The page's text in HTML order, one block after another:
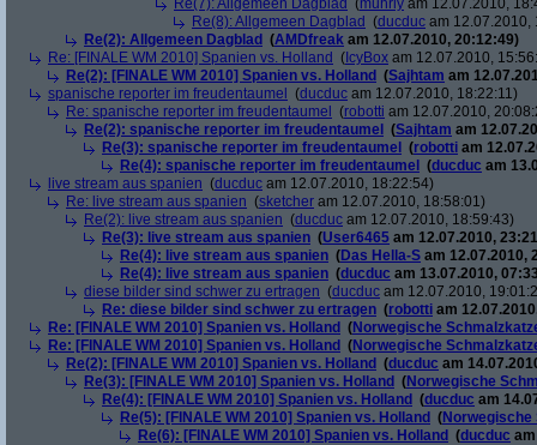
Re(7): Allgemeen Dagblad (muhrly am 12.07.2010,
Re(8): Allgemeen Dagblad (ducduc am 12.07.2010,
Re(2): Allgemeen Dagblad (AMDfreak am 12.07.2010, 20:12:49)
Re: [FINALE WM 2010] Spanien vs. Holland ( IcyBox am 12.07.2010,
Re(2): [FINALE WM 2010] Spanien vs. Holland (Sajhtam am
spanische reporter im freudentaumel
(ducduc am 12.07.2010, 18:22:11)
Re: spanische reporter im freudentaumel
(robotti am 12.07.2010,
Re(2): spanische reporter im freudentaumel
(Sajhtam am
Re(3): spanische reporter im freudentaumel
(robotti am
Re(4): spanische reporter im freudentaumel
(ducduc am
live stream aus spanien (ducduc am 12.07.2010, 18:22:54)
Re: live stream aus spanien (sketcher am 12.07.2010, 18:58:01)
Re(2): live stream aus spanien (ducduc am 12.07.2010, 18:59:43)
Re(3): live stream aus spanien (User6465 am 12.07.2010,
Re(4): live stream aus spanien (Das Hella-S am 12.07.2010,
Re(4): live stream aus spanien (ducduc am 13.07.2010,
diese bilder sind schwer zu ertragen (ducduc am 12.07.2010,
Re: diese bilder sind schwer zu ertragen (robotti am
Re: [FINALE WM 2010] Spanien vs. Holland (Norwegische
Re: [FINALE WM 2010] Spanien vs. Holland (Norwegische
Re(2): [FINALE WM 2010] Spanien vs. Holland (ducduc am
Re(3): [FINALE WM 2010] Spanien vs. Holland (Norwegische
Re(4): [FINALE WM 2010] Spanien vs. Holland (ducduc am
Re(5): [FINALE WM 2010] Spanien vs. Holland (
Re(6): [FINALE WM 2010] Spanien vs. Holland (ducduc